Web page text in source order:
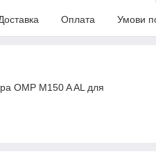
Оплата Умови
OMP M150 A AL для